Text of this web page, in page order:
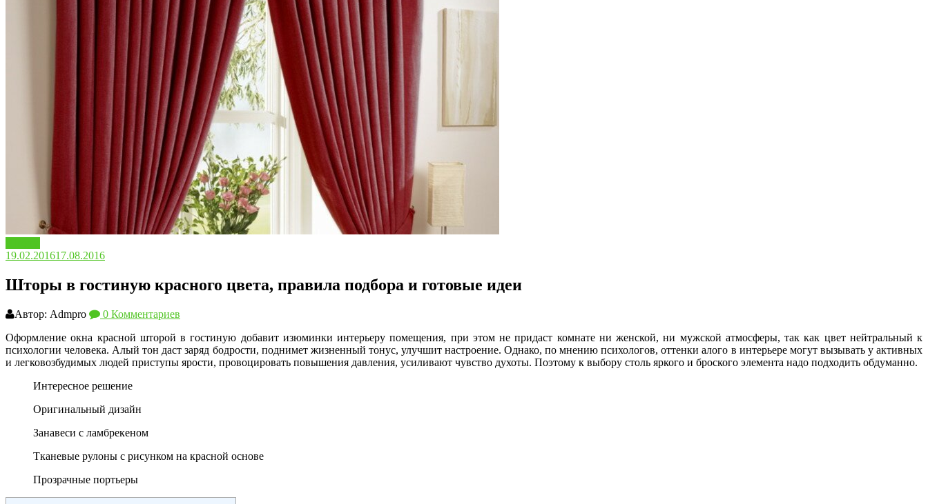
19.02.201617.08.2016
Шторы в гостиную красного цвета, правила подбора и готовые идеи
Автор: Admpro
0 Комментариев
Оформление окна красной шторой в гостиную добавит изюминки интерьеру помещения, при этом не придаст комнате ни женской, ни мужской атмосферы, так как цвет нейтральный к
психологии человека. Алый тон даст заряд бодрости, поднимет жизненный тонус, улучшит настроение. Однако, по мнению психологов, оттенки алого в интерьере могут вызывать у активных
и легковозбудимых людей приступы ярости, провоцировать повышения давления, усиливают чувство духоты. Поэтому к выбору столь яркого и броского элемента надо подходить обдуманно.
Интересное решение
Оригинальный дизайн
Занавеси с ламбрекеном
Тканевые рулоны с рисунком на красной основе
Прозрачные портьеры